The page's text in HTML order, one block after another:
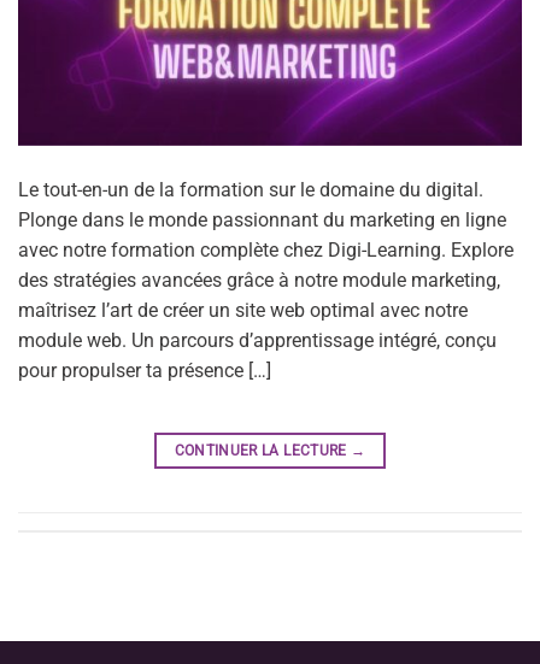
Le tout-en-un de la formation sur le domaine du digital.
Plonge dans le monde passionnant du marketing en ligne
avec notre formation complète chez Digi-Learning. Explore
des stratégies avancées grâce à notre module marketing,
maîtrisez l’art de créer un site web optimal avec notre
module web. Un parcours d’apprentissage intégré, conçu
pour propulser ta présence […]
CONTINUER LA LECTURE →